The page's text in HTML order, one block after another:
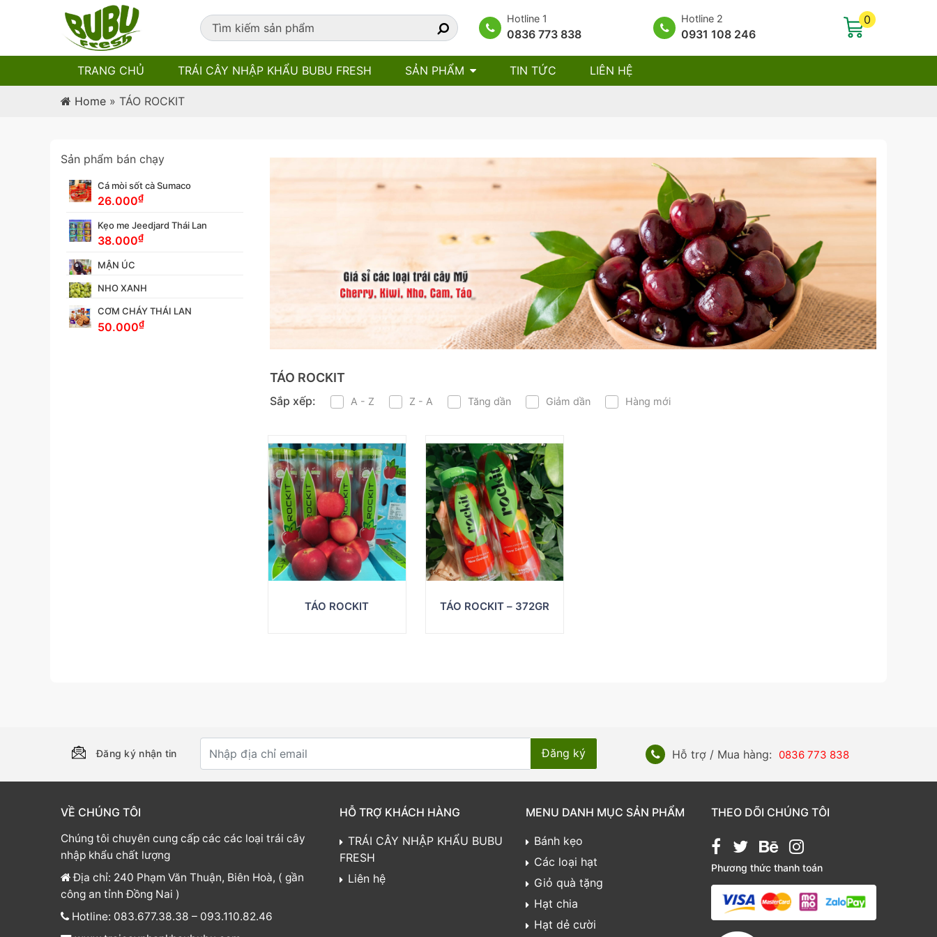
Hotline 1
0836 773 838
Hotline 2
0931 108 246
0
TRANG CHỦ TRÁI CÂY NHẬP KHẨU BUBU FRESH SẢN PHẨM TIN TỨC LIÊN HỆ
Home » TÁO ROCKIT
Sản phẩm bán chạy
Cá mòi sốt cà Sumaco
26.000₫
Kẹo me Jeedjard Thái Lan
38.000₫
MẬN ÚC
NHO XANH
CƠM CHÁY THÁI LAN
50.000₫
TÁO ROCKIT
Sắp xếp: A - Z Z - A Tăng dần Giảm dần Hàng mới
TÁO ROCKIT TÁO ROCKIT – 372GR
Đăng ký nhận tin Hỗ trợ / Mua hàng: 0836 773 838
VỀ CHÚNG TÔI
Chúng tôi chuyên cung cấp các các loại trái cây
nhập khẩu chất lượng
Địa chỉ: 240 Phạm Văn Thuận, Biên Hoà, ( gần
công an tỉnh Đồng Nai )
Hotline: 083.677.38.38 – 093.110.82.46
HỖ TRỢ KHÁCH HÀNG
TRÁI CÂY NHẬP KHẨU BUBU
FRESH
Liên hệ
MENU DANH MỤC SẢN PHẨM
Bánh kẹo
Các loại hạt
Giỏ quà tặng
Hạt chia
Hạt dẻ cười
THEO DÕI CHÚNG TÔI
Phương thức thanh toán